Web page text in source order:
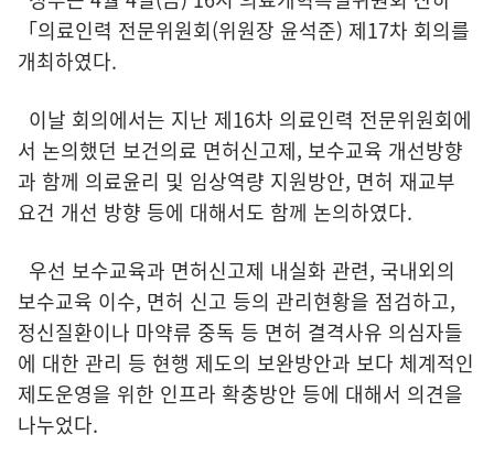
「의료인력 전문위원회(위원장 윤석준) 제17차 회의를
개최하였다.
이날 회의에서는 지난 제16차 의료인력 전문위원회에
서 논의했던 보건의료 면허신고제, 보수교육 개선방향
과 함께 의료윤리 및 임상역량 지원방안, 면허 재교부
요건 개선 방향 등에 대해서도 함께 논의하였다.
우선 보수교육과 면허신고제 내실화 관련, 국내외의
보수교육 이수, 면허 신고 등의 관리현황을 점검하고,
정신질환이나 마약류 중독 등 면허 결격사유 의심자들
에 대한 관리 등 현행 제도의 보완방안과 보다 체계적인
제도운영을 위한 인프라 확충방안 등에 대해서 의견을
나누었다.